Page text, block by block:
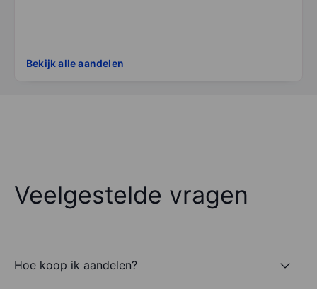
Bekijk alle aandelen
Veelgestelde vragen
Hoe koop ik aandelen?